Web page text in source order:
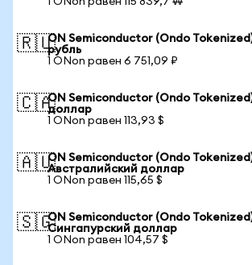
🇷🇺ON Semiconductor (Ondo
рубль
1 ONon равен 6 751,09 ₽
🇨🇦ON Semiconductor (Ondo
доллар
1 ONon равен 113,93 $
🇦🇺ON Semiconductor (Ondo
Австралийский доллар
1 ONon равен 115,65 $
🇸🇬ON Semiconductor (Ondo
Сингапурский доллар
1 ONon равен 104,57 $